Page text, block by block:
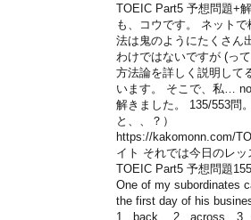
TOEIC Part5 予想問題+
も、コウです。 ネット
法は鬼のようにたくさん
わけではないですが (っ
方法論を詳しく説明して
います。 そこで、私…
解きました。 135/553問
と、、？）
https://kakomonn.com/
イト それでは今日のレ
TOEIC Part5 予想問題
One of my subordinates
the first day of his
1 . back 2 . across 3